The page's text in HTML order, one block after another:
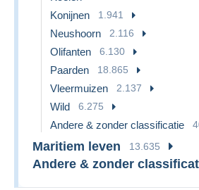
Konijnen 1.941
Neushoorn 2.116
Olifanten 6.130
Paarden 18.865
Vleermuizen 2.137
Wild 6.275
Andere & zonder classificatie
Maritiem leven 13.635
Andere & zonder